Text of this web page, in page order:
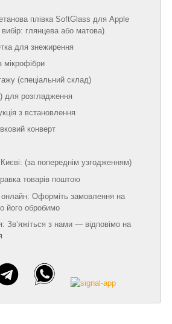
плівка SoftGlass для Apple
глянцева або матова)
для знежирення
мікрофібри
(спеціальний склад)
для розгладження
з встановлення
конверт
(за попереднім узгодженням)
товарів поштою
Оформіть замовлення на
його обробимо
Зв’яжіться з нами — відповімо на